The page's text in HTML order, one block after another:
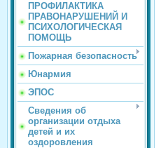
ПРОФИЛАКТИКА
ПРАВОНАРУШЕНИЙ И
ПСИХОЛОГИЧЕСКАЯ
ПОМОЩЬ
Пожарная безопасность
Юнармия
ЭПОС
Сведения об
организации отдыха
детей и их
оздоровления